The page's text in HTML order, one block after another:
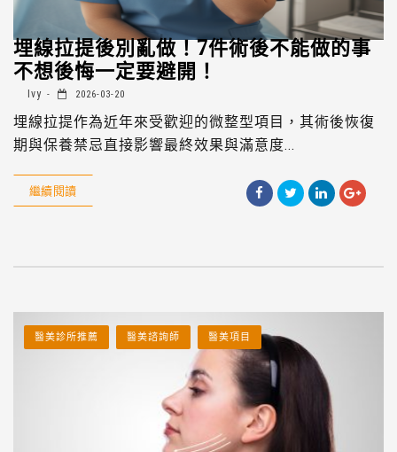
埋線拉提後別亂做！7件術後不能做的事
不想後悔一定要避開！
Ivy 2026-03-20
埋線拉提作為近年來受歡迎的微整型項目，其術後恢復
期與保養禁忌直接影響最終效果與滿意度...
繼續閱讀
醫美診所推薦 醫美諮詢師 醫美項目